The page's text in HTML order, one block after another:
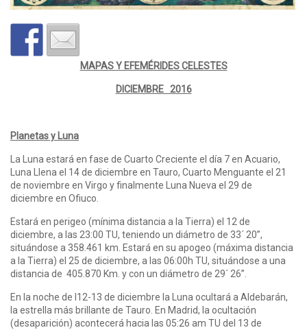
MAPAS Y EFEMÉRIDES CELESTES
DICIEMBRE 2016
Planetas y Luna
La Luna estará en fase de Cuarto Creciente el día 7 en Acuario,
Luna Llena el 14 de diciembre en Tauro, Cuarto Menguante el 21
de noviembre en Virgo y finalmente Luna Nueva el 29 de
diciembre en Ofiuco.
Estará en perigeo (mínima distancia a la Tierra) el 12 de
diciembre, a las 23:00 TU, teniendo un diámetro de 33´ 20”,
situándose a 358.461 km. Estará en su apogeo (máxima distancia
a la Tierra) el 25 de diciembre, a las 06:00h TU, situándose a una
distancia de 405.870 Km. y con un diámetro de 29´ 26”.
En la noche de l12-13 de diciembre la Luna ocultará a Aldebarán,
la estrella más brillante de Tauro. En Madrid, la ocultación
(desaparición) acontecerá hacia las 05:26 am TU del 13 de